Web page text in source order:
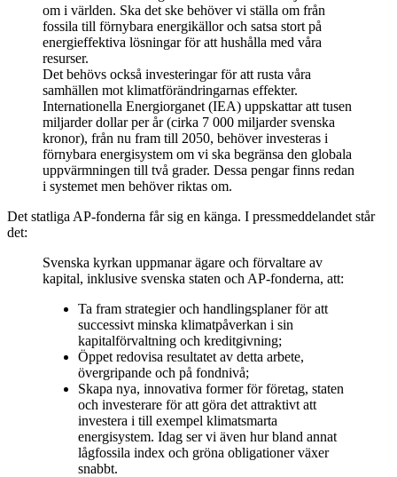
om i världen. Ska det ske behöver vi ställa om från
fossila till förnybara energikällor och satsa stort på
energieffektiva lösningar för att hushålla med våra
resurser.
Det behövs också investeringar för att rusta våra
samhällen mot klimatförändringarnas effekter.
Internationella Energiorganet (IEA) uppskattar att tusen
miljarder dollar per år (cirka 7 000 miljarder svenska
kronor), från nu fram till 2050, behöver investeras i
förnybara energisystem om vi ska begränsa den globala
uppvärmningen till två grader. Dessa pengar finns redan
i systemet men behöver riktas om.
Det statliga AP-fonderna får sig en känga. I pressmeddelandet står
det:
Svenska kyrkan uppmanar ägare och förvaltare av
kapital, inklusive svenska staten och AP-fonderna, att:
Ta fram strategier och handlingsplaner för att
successivt minska klimatpåverkan i sin
kapitalförvaltning och kreditgivning;
Öppet redovisa resultatet av detta arbete,
övergripande och på fondnivå;
Skapa nya, innovativa former för företag, staten
och investerare för att göra det attraktivt att
investera i till exempel klimatsmarta
energisystem. Idag ser vi även hur bland annat
lågfossila index och gröna obligationer växer
snabbt.